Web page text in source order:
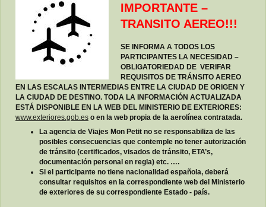
IMPORTANTE –
TRANSITO AEREO!!!
SE INFORMA A TODOS LOS
PARTICIPANTES LA NECESIDAD –
OBLIGATORIEDAD DE VERIFAR
REQUISITOS DE TRÁNSITO AEREO
EN LAS ESCALAS INTERMEDIAS ENTRE LA CIUDAD DE ORIGEN Y
LA CIUDAD DE DESTINO. TODA LA INFORMACIÓN ACTUALIZADA
ESTÁ DISPONIBLE EN LA WEB DEL MINISTERIO DE EXTERIORES:
www.exteriores.gob.es o en la web propia de la aerolínea contratada.
La agencia de Viajes Mon Petit no se responsabiliza de las
posibles consecuencias que contemple no tener autorización
de tránsito (certificados, visados de tránsito, ETA’s,
documentación personal en regla) etc. ….
Si el participante no tiene nacionalidad española, deberá
consultar requisitos en la correspondiente web del Ministerio
de exteriores de su correspondiente Estado - país.